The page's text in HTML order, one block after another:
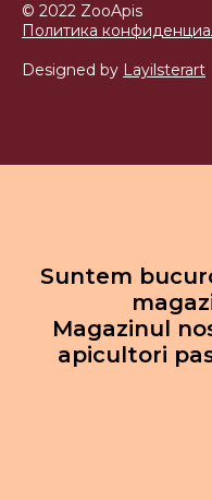
© 2022 ZooApis
Политика
Designed by Layilsterart
Suntem
Magazinul
apicultori